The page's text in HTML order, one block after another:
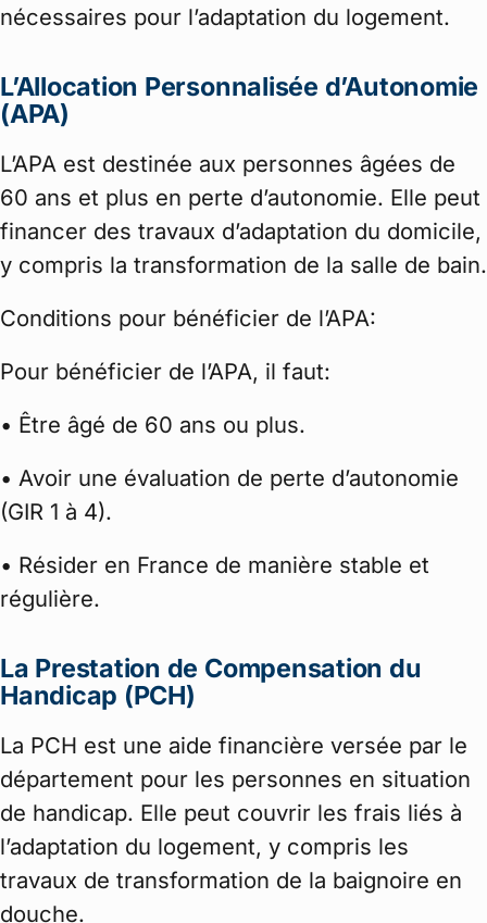
nécessaires pour l’adaptation du logement.
L’Allocation Personnalisée d’Autonomie
(APA)
L’APA est destinée aux personnes âgées de
60 ans et plus en perte d’autonomie. Elle peut
financer des travaux d’adaptation du domicile,
y compris la transformation de la salle de bain.
Conditions pour bénéficier de l’APA:
Pour bénéficier de l’APA, il faut:
• Être âgé de 60 ans ou plus.
• Avoir une évaluation de perte d’autonomie
(GIR 1 à 4).
• Résider en France de manière stable et
régulière.
La Prestation de Compensation du
Handicap (PCH)
La PCH est une aide financière versée par le
département pour les personnes en situation
de handicap. Elle peut couvrir les frais liés à
l’adaptation du logement, y compris les
travaux de transformation de la baignoire en
douche.